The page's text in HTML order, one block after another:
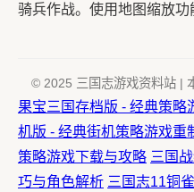
骑兵作战。使用地图缩放功
© 2025 三国志游戏资料站 |
果宝三国存档版 - 经典策略
机版 - 经典街机策略游戏重
策略游戏下载与攻略 三国
巧与角色解析 三国志11铜